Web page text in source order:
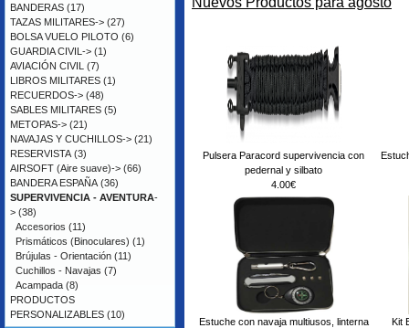
Pulsera Paracord supervivencia con
pedernal y silbato
4.00€
Estuche con navaja multiusos, linterna
Kit
BANDERAS (17)
TAZAS MILITARES-> (27)
BOLSA VUELO PILOTO (6)
GUARDIA CIVIL-> (1)
AVIACIÓN CIVIL (7)
LIBROS MILITARES (1)
RECUERDOS-> (48)
SABLES MILITARES (5)
METOPAS-> (21)
NAVAJAS Y CUCHILLOS-> (21)
RESERVISTA (3)
AIRSOFT (Aire suave)-> (66)
BANDERA ESPAÑA (36)
SUPERVIVENCIA - AVENTURA-
> (38)
Accesorios (11)
Prismáticos (Binoculares) (1)
Brújulas - Orientación (11)
Cuchillos - Navajas (7)
Acampada (8)
PRODUCTOS
PERSONALIZABLES (10)